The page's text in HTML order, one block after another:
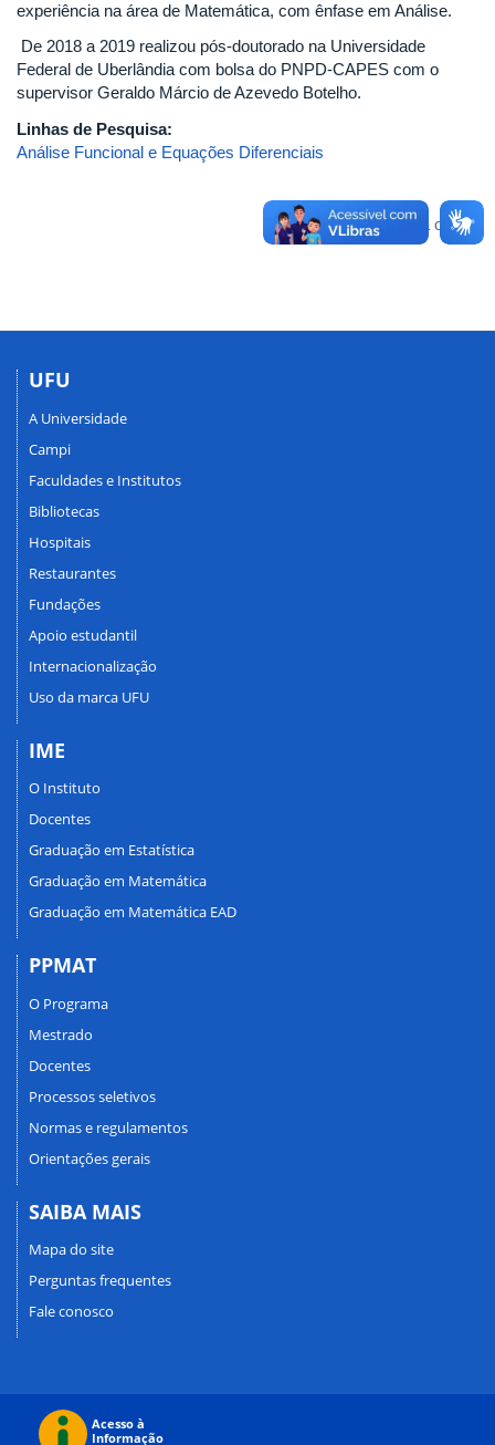
experiência na área de Matemática, com ênfase em Análise.
De 2018 a 2019 realizou pós-doutorado na Universidade
Federal de Uberlândia com bolsa do PNPD-CAPES com o
supervisor Geraldo Márcio de Azevedo Botelho.
Linhas de Pesquisa:
Análise Funcional e Equações Diferenciais
Voltar para o topo
UFU
A Universidade
Campi
Faculdades e Institutos
Bibliotecas
Hospitais
Restaurantes
Fundações
Apoio estudantil
Internacionalização
Uso da marca UFU
IME
O Instituto
Docentes
Graduação em Estatística
Graduação em Matemática
Graduação em Matemática EAD
PPMAT
O Programa
Mestrado
Docentes
Processos seletivos
Normas e regulamentos
Orientações gerais
SAIBA MAIS
Mapa do site
Perguntas frequentes
Fale conosco